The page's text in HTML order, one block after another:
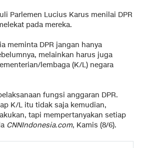
Parlemen Lucius Karus menilai DPR
pada mereka.
meminta DPR jangan hanya
melainkan harus juga
lembaga (K/L) negara
fungsi anggaran DPR.
K/L itu tidak saja kemudian,
tapi mempertanyakan setiap
CNNIndonesia.com, Kamis (8/6).